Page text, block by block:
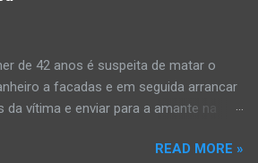
com um quadro de desidratação
além de apresentar ruptura anal
Os pais informaram que a criança
de mal-estar. Segundo a PM, os pais só
de 42 anos é suspeita de matar o
a facadas e em seguida arrancar
da vítima e enviar para a amante na
De acordo com o G1, o delegado
READ MORE »